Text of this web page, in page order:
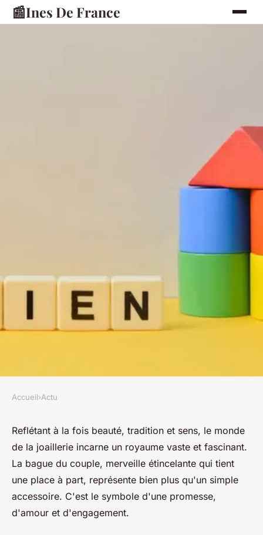
📰Ines De France
La bague de couple : Plus
qu'un simple bijou, un lien
unique
INESfr•16 octobre 2023•3 min de lecture
Accueil›Actu
Reflétant à la fois beauté, tradition et sens, le monde
de la joaillerie incarne un royaume vaste et fascinant.
La bague du couple, merveille étincelante qui tient
une place à part, représente bien plus qu'un simple
accessoire. C'est le symbole d'une promesse,
d'amour et d'engagement.